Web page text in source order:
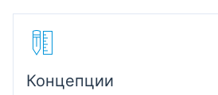
Концепции